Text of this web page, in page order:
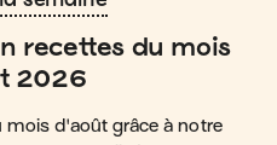
recettes du mois
2026
d'août grâce à notre